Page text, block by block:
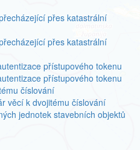
přes katastrální
přes katastrální
přístupového tokenu
přístupového tokenu
číslování
věcí k dvojitému číslování
jednotek stavebních objektů